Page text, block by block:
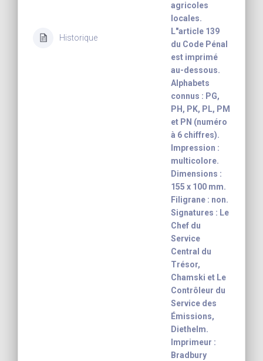
Historique
agricoles
locales.
L"article 139
du Code Pénal
est imprimé
au-dessous.
Alphabets
connus : PG,
PH, PK, PL, PM
et PN (numéro
à 6 chiffres).
Impression :
multicolore.
Dimensions :
155 x 100 mm.
Filigrane : non.
Signatures : Le
Chef du
Service
Central du
Trésor,
Chamski et Le
Contrôleur du
Service des
Émissions,
Diethelm.
Imprimeur :
Bradbury